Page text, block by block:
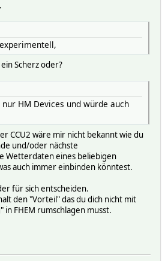
Scherz oder?
HM Devices und würde auch
CCU2 wäre mir nicht bekannt wie du
und/oder nächste
Wetterdaten eines beliebigen
auch immer einbinden könntest.
für sich entscheiden.
den "Vorteil" das du dich nicht mit
FHEM rumschlagen musst.